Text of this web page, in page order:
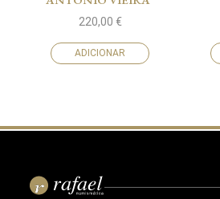
220,00 €
ADICIONAR